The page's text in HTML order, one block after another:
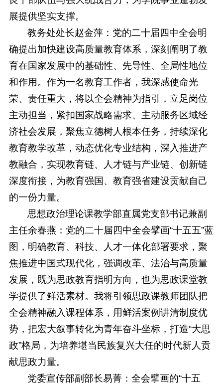
展提供坚实支撑。
教务处处长赵金萍：党的二十届四中全会明
确提出加快建设高质量教育体系，深刻阐明了教
育在国家发展中的基础性、先导性、全局性地位
和作用。作为一名教育工作者，我深感使命光
荣、责任重大，将以全会精神为指引，立足岗位
主动担当，紧扣国家战略需求、主动服务区域经
济社会发展，聚焦立德树人根本任务，持续深化
教育教学改革，动态优化专业结构，深入推进产
教融合，实现教育链、人才链与产业链、创新链
深度衔接，为教育强国、教育强省建设贡献自己
的一份力量。
思想政治理论课教学部直属党支部书记兼副
主任余春燕：党的二十届四中全会擘画“十五五”蓝
图，明确教育、科技、人才一体化部署要求，聚
焦推进中国式现代化，强调改革、法治与高质量
发展，既为思政教育指明方向，也为思政课堂教
学提供了鲜活素材。我将引领思政课教师团队把
全会精神融入课程体系，用鲜活案例讲清制度优
势，把宏大叙事转化为青年奋斗坐标，打造“大思
政”格局，为培养堪当民族复兴大任的时代新人贡
献思政力量。
党委宣传部副部长易菁：全会擘画的“十五